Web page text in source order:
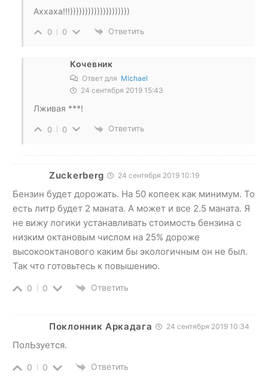
Аххаха!!!))))))))))))))))))))
0 0 Ответить
Кочевник
Ответ для Michael
24 сентября 2019 15:43
Лживая ***!
0 0 Ответить
Zuckerberg 24 сентября 2019 10:19
Бензин будет дорожать. На 50 копеек как минимум. То
есть литр будет 2 маната. А может и все 2.5 маната. Я
не вижу логики устанавливать стоимость бензина с
низким октановым числом на 25% дороже
высокооктанового каким бы экологичным он не был.
Так что готовьтесь к повышению.
0 0 Ответить
Поклонник Аркадага 24 сентября 2019 10:34
ПолЬзуется.
0 0 Ответить